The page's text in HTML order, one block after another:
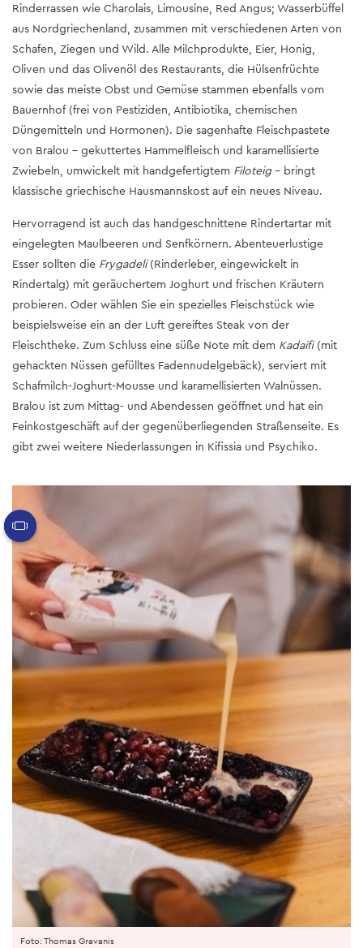
Rinderrassen wie Charolais, Limousine, Red Angus; Wasserbüffel
aus Nordgriechenland, zusammen mit verschiedenen Arten von
Schafen, Ziegen und Wild. Alle Milchprodukte, Eier, Honig,
Oliven und das Olivenöl des Restaurants, die Hülsenfrüchte
sowie das meiste Obst und Gemüse stammen ebenfalls vom
Bauernhof (frei von Pestiziden, Antibiotika, chemischen
Düngemitteln und Hormonen). Die sagenhafte Fleischpastete
von Bralou - gekuttertes Hammelfleisch und karamellisierte
Zwiebeln, umwickelt mit handgefertigtem Filoteig- bringt
klassische griechische Hausmannskost auf ein neues Niveau.
Hervorragend ist auch das handgeschnittene Rindertartar mit
eingelegten Maulbeeren und Senfkörnern. Abenteuerlustige
Esser sollten die Frygadeli(Rinderleber, eingewickelt in
Rindertalg) mit geräuchertem Joghurt und frischen Kräutern
probieren. Oder wählen Sie ein spezielles Fleischstück wie
beispielsweise ein an der Luft gereiftes Steak von der
Fleischtheke. Zum Schluss eine süße Note mit dem Kadaifi(mit
gehackten Nüssen gefülltes Fadennudelgebäck), serviert mit
Schafmilch-Joghurt-Mousse und karamellisierten Walnüssen.
Bralou ist zum Mittag- und Abendessen geöffnet und hat ein
Feinkostgeschäft auf der gegenüberliegenden Straßenseite. Es
gibt zwei weitere Niederlassungen in Kifissia und Psychiko.
Foto: Thomas Gravanis